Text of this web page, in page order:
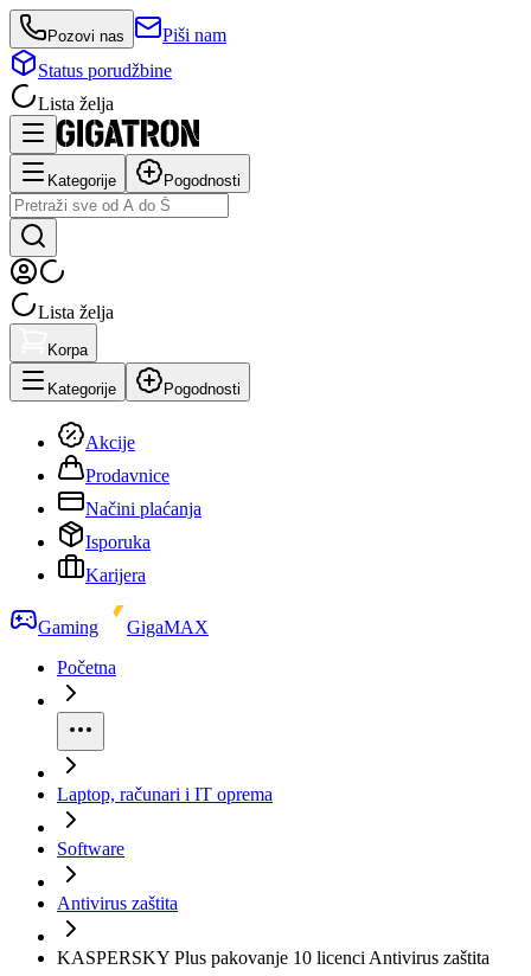
Pozovi nas
Piši nam
Status porudžbine
Lista želja
Kategorije Pogodnosti
Lista želja
Korpa
Kategorije Pogodnosti
Akcije
Prodavnice
Načini plaćanja
Isporuka
Karijera
Gaming
GigaMAX
Početna
Laptop, računari i IT oprema
Software
Antivirus zaštita
KASPERSKY Plus pakovanje 10 licenci Antivirus zaštita